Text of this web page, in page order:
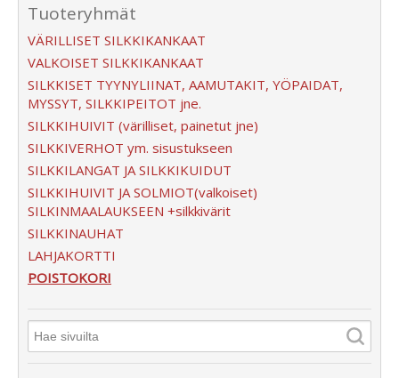
Tuoteryhmät
VÄRILLISET SILKKIKANKAAT
VALKOISET SILKKIKANKAAT
SILKKISET TYYNYLIINAT, AAMUTAKIT, YÖPAIDAT,
MYSSYT, SILKKIPEITOT jne.
SILKKIHUIVIT (värilliset, painetut jne)
SILKKIVERHOT ym. sisustukseen
SILKKILANGAT JA SILKKIKUIDUT
SILKKIHUIVIT JA SOLMIOT(valkoiset)
SILKINMAALAUKSEEN +silkkivärit
SILKKINAUHAT
LAHJAKORTTI
POISTOKORI